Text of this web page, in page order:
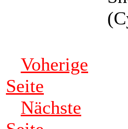
Voherige
Seite
Nächste